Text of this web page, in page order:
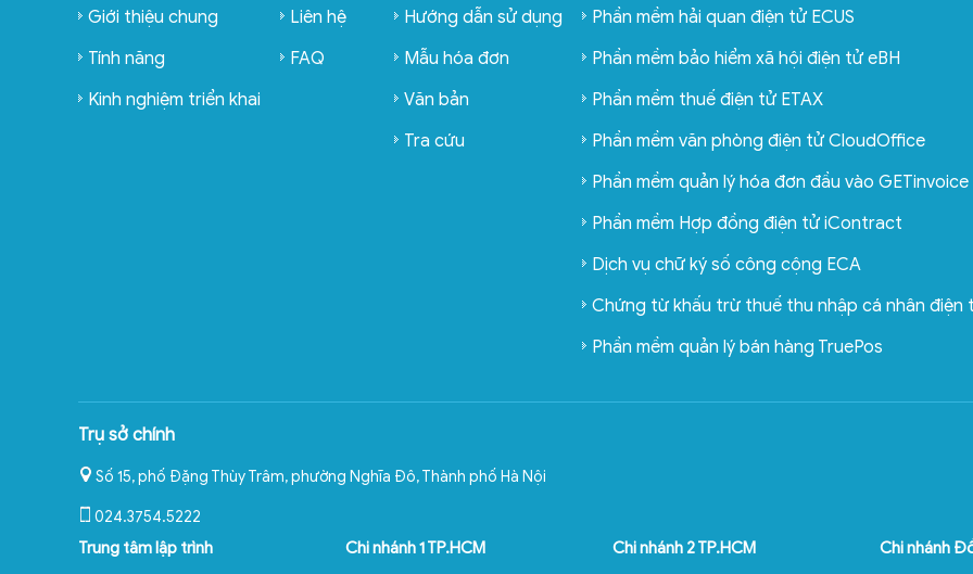
Giới thiệu chung
Tính năng
Kinh nghiệm triển khai
Liên hệ
FAQ
Hướng dẫn sử dụng
Mẫu hóa đơn
Văn bản
Tra cứu
Phần mềm hải quan điện tử ECUS
Phần mềm bảo hiểm xã hội điện tử eBH
Phần mềm thuế điện tử ETAX
Phần mềm văn phòng điện tử CloudOffice
Phần mềm quản lý hóa đơn đầu vào GETinvoice
Phần mềm Hợp đồng điện tử iContract
Dịch vụ chữ ký số công cộng ECA
Chứng từ khấu trừ thuế thu nhập cá nhân điện
Phần mềm quản lý bán hàng TruePos
Trụ sở chính
Số 15, phố Đặng Thùy Trâm, phường Nghĩa Đô,Thành phố Hà Nội
024.3754.5222
Trung tâm lập trình Chi nhánh 1 TP.HCM Chi nhánh 2 TP.HCM Chi nhánh